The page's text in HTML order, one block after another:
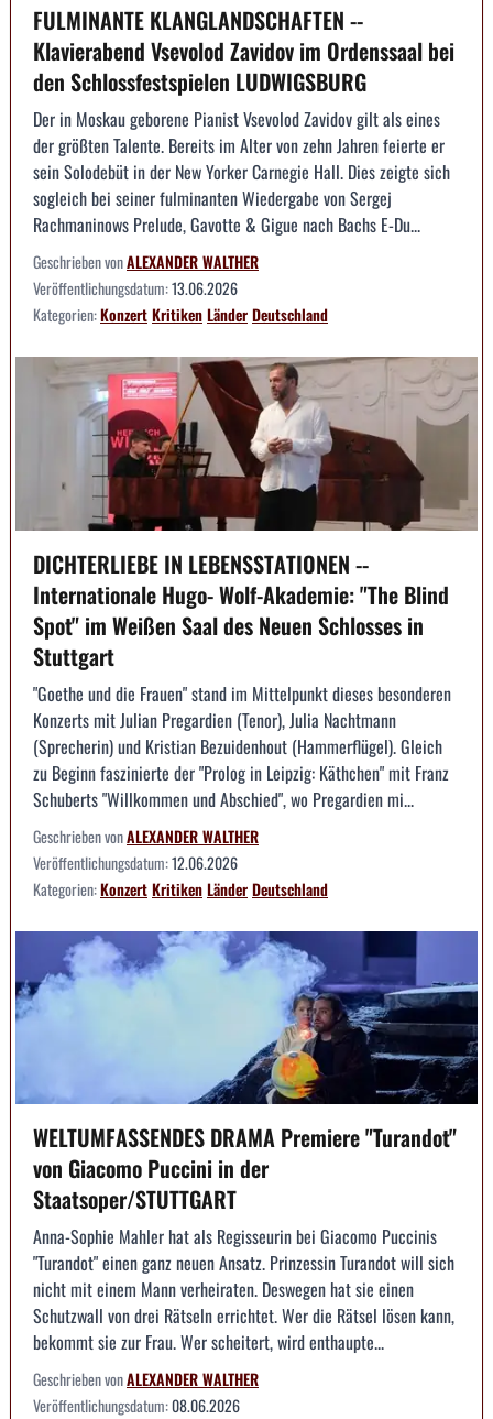
FULMINANTE KLANGLANDSCHAFTEN --
Klavierabend Vsevolod Zavidov im Ordenssaal bei
den Schlossfestspielen LUDWIGSBURG
Der in Moskau geborene Pianist Vsevolod Zavidov gilt als eines
der größten Talente. Bereits im Alter von zehn Jahren feierte er
sein Solodebüt in der New Yorker Carnegie Hall. Dies zeigte sich
sogleich bei seiner fulminanten Wiedergabe von Sergej
Rachmaninows Prelude, Gavotte & Gigue nach Bachs E-Du...
Geschrieben vonALEXANDER WALTHER
Veröffentlichungsdatum:13.06.2026
Kategorien:KonzertKritikenLänderDeutschland
DICHTERLIEBE IN LEBENSSTATIONEN --
Internationale Hugo- Wolf-Akademie: "The Blind
Spot" im Weißen Saal des Neuen Schlosses in
Stuttgart
"Goethe und die Frauen" stand im Mittelpunkt dieses besonderen
Konzerts mit Julian Pregardien (Tenor), Julia Nachtmann
(Sprecherin) und Kristian Bezuidenhout (Hammerflügel). Gleich
zu Beginn faszinierte der "Prolog in Leipzig: Käthchen" mit Franz
Schuberts "Willkommen und Abschied", wo Pregardien mi...
Geschrieben vonALEXANDER WALTHER
Veröffentlichungsdatum:12.06.2026
Kategorien:KonzertKritikenLänderDeutschland
WELTUMFASSENDES DRAMA Premiere "Turandot"
von Giacomo Puccini in der
Staatsoper/STUTTGART
Anna-Sophie Mahler hat als Regisseurin bei Giacomo Puccinis
"Turandot" einen ganz neuen Ansatz. Prinzessin Turandot will sich
nicht mit einem Mann verheiraten. Deswegen hat sie einen
Schutzwall von drei Rätseln errichtet. Wer die Rätsel lösen kann,
bekommt sie zur Frau. Wer scheitert, wird enthaupte...
Geschrieben vonALEXANDER WALTHER
Veröffentlichungsdatum:08.06.2026